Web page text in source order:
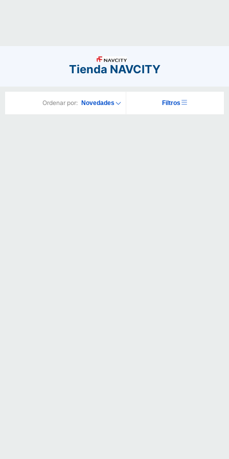
Tienda NAVCITY
Ordenar por: Novedades Filtros